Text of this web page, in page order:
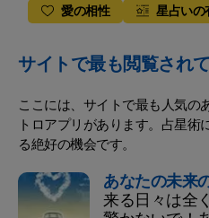
愛の相性
星占いの
サイトで最も閲覧され
ここには、サイトで最も人気の
トロアプリがあります。占星
る絶好の機会です。
あなたの未来
来る日々は全